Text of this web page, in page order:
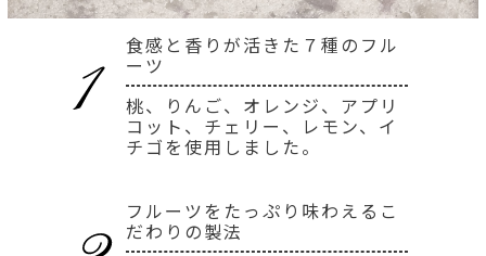
食感と香りが活きた７種のフル
ーツ
桃、りんご、オレンジ、アプリ
コット、チェリー、レモン、イ
チゴを使用しました。
フルーツをたっぷり味わえるこ
だわりの製法